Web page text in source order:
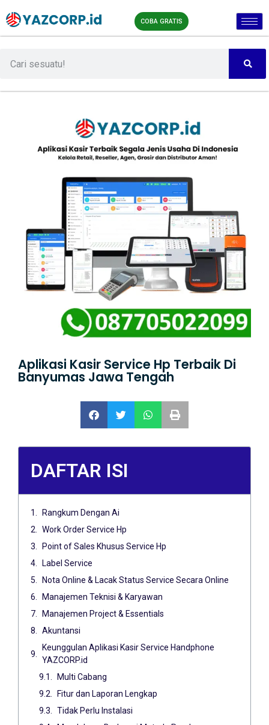
COBA GRATIS
Aplikasi Kasir Service Hp Terbaik Di
Banyumas Jawa Tengah
DAFTAR ISI
Rangkum Dengan Ai
Work Order Service Hp
Point of Sales Khusus Service Hp
Label Service
Nota Online & Lacak Status Service Secara Online
Manajemen Teknisi & Karyawan
Manajemen Project & Essentials
Akuntansi
Keunggulan Aplikasi Kasir Service Handphone
YAZCORP.id
Multi Cabang
Fitur dan Laporan Lengkap
Tidak Perlu Instalasi